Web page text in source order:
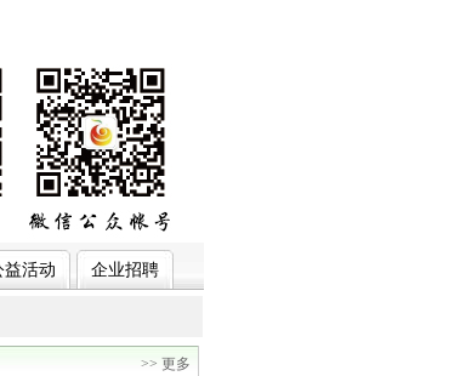
益活动 企业招聘
>> 更多